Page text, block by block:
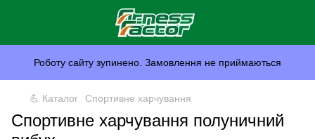
Роботу сайту зупинено. Замовлення не приймаються
💪 Каталог Спортивне харчування
Спортивне харчування полуничний